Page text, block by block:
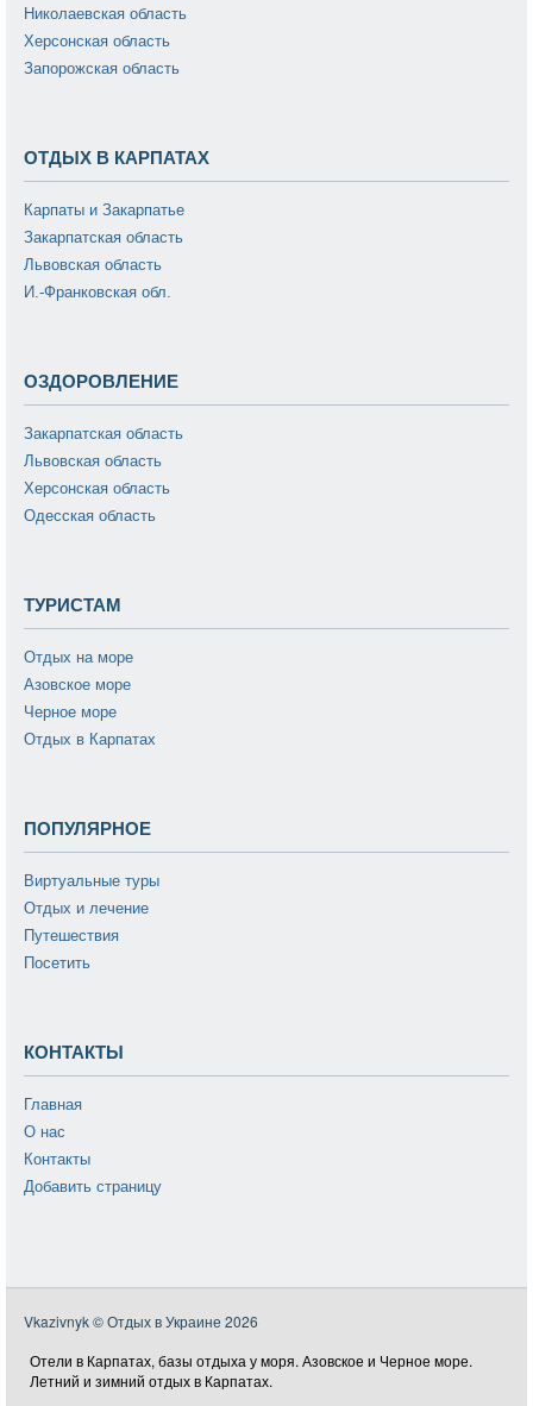
Николаевская область
Херсонская область
Запорожская область
ОТДЫХ В КАРПАТАХ
Карпаты и Закарпатье
Закарпатская область
Львовская область
И.-Франковская обл.
ОЗДОРОВЛЕНИЕ
Закарпатская область
Львовская область
Херсонская область
Одесская область
ТУРИСТАМ
Отдых на море
Азовское море
Черное море
Отдых в Карпатах
ПОПУЛЯРНОЕ
Виртуальные туры
Отдых и лечение
Путешествия
Посетить
КОНТАКТЫ
Главная
О нас
Контакты
Добавить страницу
Vkazivnyk © Отдых в Украине 2026
Отели в Карпатах, базы отдыха у моря. Азовское и Черное море.
Летний и зимний отдых в Карпатах.